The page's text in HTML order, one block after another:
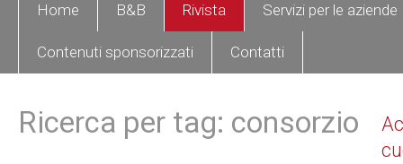
Home B&B Rivista Servizi per le aziende
Contenuti sponsorizzati Contatti
Ricerca per tag: consorzio